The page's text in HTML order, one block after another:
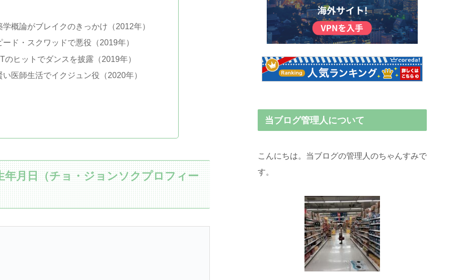
概論がブレイクのきっかけ（2012年）
ド・スクワッドで悪役（2019年）
ヒットでダンスを披露（2019年）
医師生活でイクジュン役（2020年）
月日（チョ・ジョンソクプロフィー
当ブログ管理人について
こんにちは。当ブログの管理人のちゃんすみで
す。